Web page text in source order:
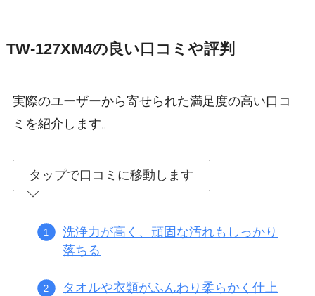
TW-127XM4の良い口コミや評判
実際のユーザーから寄せられた満足度の高い口コ
ミを紹介します。
タップで口コミに移動します
洗浄力が高く、頑固な汚れもしっかり
落ちる
タオルや衣類がふんわり柔らかく仕上